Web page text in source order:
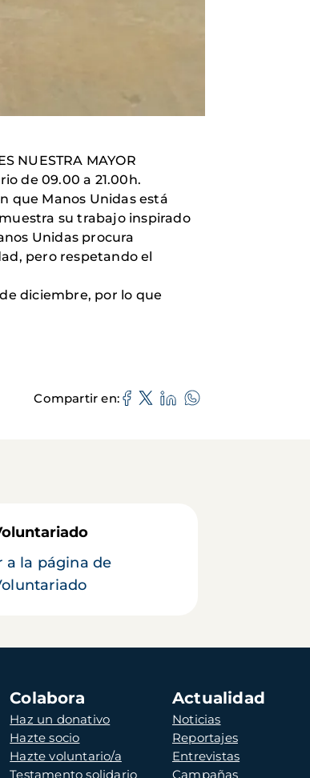
NUESTRA MAYOR
de 09.00 a 21.00h.
que Manos Unidas está
su trabajo inspirado
Unidas procura
pero respetando el
diciembre, por lo que
Compartir en
a la página de
Colabora
Haz un donativo
Hazte socio
Hazte voluntario/a
Testamento solidario
Actualidad
Noticias
Reportajes
Entrevistas
Campañas